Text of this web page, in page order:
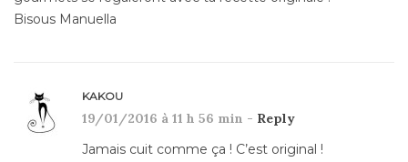
Bisous Manuella
KAKOU
19/01/2016 à 11 h 56 min - Reply
Jamais cuit comme ça ! C’est original !